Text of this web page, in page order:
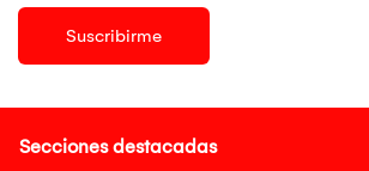
Suscribirme
Secciones destacadas